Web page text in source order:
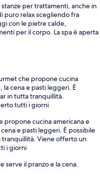
stanze per trattamenti, anche in
puro relax scegliendo fra
con le pietre calde,
per il corpo. La spa è aperta
che propone cucina
la cena e pasti leggeri. È
in tutta tranquillità.
tutti i giorni
propone cucina americana e
e pasti leggeri. È possibile
Viene offerto un
i giorni
serve il pranzo e la cena.